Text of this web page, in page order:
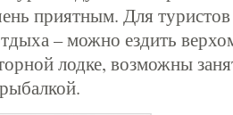
приятным. Для туристов
– можно ездить
лодке, возможны